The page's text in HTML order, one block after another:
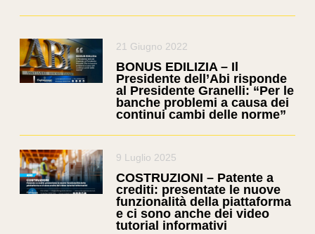
21 Giugno 2022
BONUS EDILIZIA – Il
Presidente dell’Abi risponde
al Presidente Granelli: “Per le
banche problemi a causa dei
continui cambi delle norme”
9 Luglio 2025
COSTRUZIONI – Patente a
crediti: presentate le nuove
funzionalità della piattaforma
e ci sono anche dei video
tutorial informativi